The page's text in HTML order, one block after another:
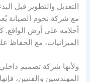
التعديل والتطوير قبل
مع شركة نجوم الصيانة
أحلامه على أرض
الميزانيات، مع الحفاظ
ولأنها شركة تصميم
المهندسين والفنيين،